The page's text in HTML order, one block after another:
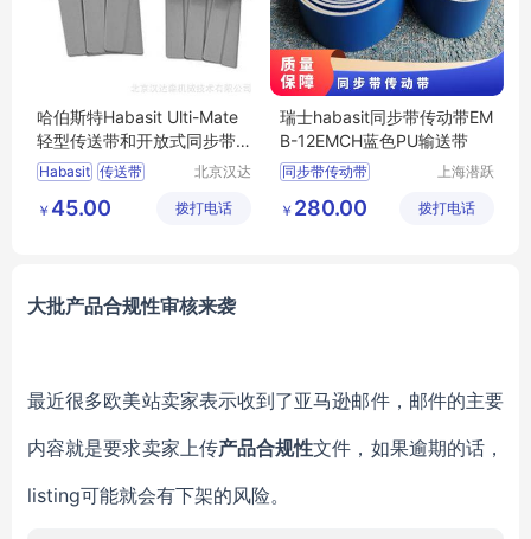
哈伯斯特Habasit Ulti-Mate
轻型传送带和开放式同步带
传动带
Habasit 传送带
Habasit传动带
北京汉达
术有限公
￥ 45.00 拨打电话
瑞士habasit同步带传动带EM
B-12EMCH蓝色PU输送带
同步带传动带
上海潜跃
有限公司
￥ 280.00 拨打电话
大批产品合规性审核来袭
最近很多欧美站卖家表示收到了亚马逊邮件，邮件的主要
内容就是要求卖家上传产品合规性文件，如果逾期的话，
listing可能就会有下架的风险。